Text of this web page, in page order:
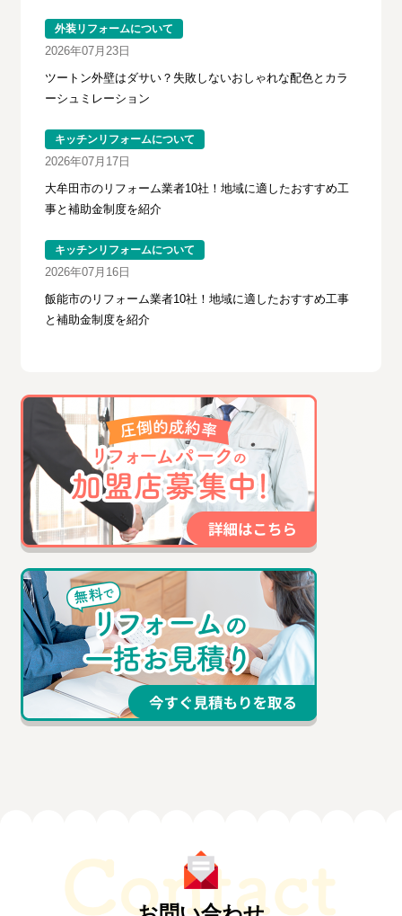
外装リフォームについて
2026年07月23日
ツートン外壁はダサい？失敗しないおしゃれな配色とカラ
ーシュミレーション
キッチンリフォームについて
2026年07月17日
大牟田市のリフォーム業者10社！地域に適したおすすめ工
事と補助金制度を紹介
キッチンリフォームについて
2026年07月16日
飯能市のリフォーム業者10社！地域に適したおすすめ工事
と補助金制度を紹介